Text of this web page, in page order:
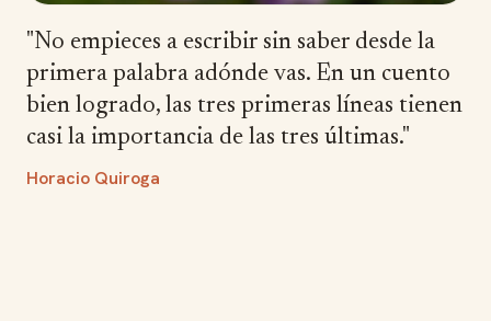
"No empieces a escribir sin saber desde la
primera palabra adónde vas. En un cuento
bien logrado, las tres primeras líneas tienen
casi la importancia de las tres últimas."
Horacio Quiroga